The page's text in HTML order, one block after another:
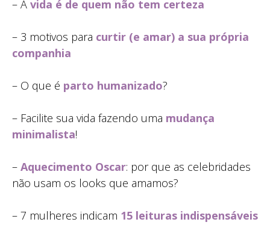
– A vida é de quem não tem certeza
– 3 motivos para curtir (e amar) a sua própria
companhia
– O que é parto humanizado?
– Facilite sua vida fazendo uma mudança
minimalista!
– Aquecimento Oscar: por que as celebridades
não usam os looks que amamos?
– 7 mulheres indicam 15 leituras indispensáveis